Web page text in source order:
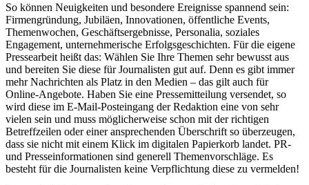
So können Neuigkeiten und besondere Ereignisse spannend sein:
Firmengründung, Jubiläen, Innovationen, öffentliche Events,
Themenwochen, Geschäftsergebnisse, Personalia, soziales
Engagement, unternehmerische Erfolgsgeschichten. Für die eigene
Pressearbeit heißt das: Wählen Sie Ihre Themen sehr bewusst aus
und bereiten Sie diese für Journalisten gut auf. Denn es gibt immer
mehr Nachrichten als Platz in den Medien – das gilt auch für
Online-Angebote. Haben Sie eine Pressemitteilung versendet, so
wird diese im E-Mail-Posteingang der Redaktion eine von sehr
vielen sein und muss möglicherweise schon mit der richtigen
Betreffzeilen oder einer ansprechenden Überschrift so überzeugen,
dass sie nicht mit einem Klick im digitalen Papierkorb landet. PR-
und Presseinformationen sind generell Themenvorschläge. Es
besteht für die Journalisten keine Verpflichtung diese zu vermelden!